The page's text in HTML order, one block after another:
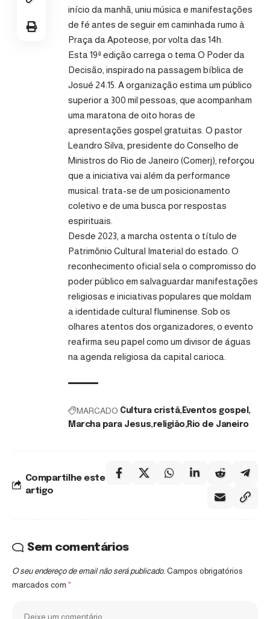
início da manhã, uniu música e manifestações
de fé antes de seguir em caminhada rumo à
Praça da Apoteose, por volta das 14h.
Esta 19ª edição carrega o tema O Poder da
Decisão, inspirado na passagem bíblica de
Josué 24:15. A organização estima um público
superior a 300 mil pessoas, que acompanham
uma maratona de oito horas de
apresentações gospel gratuitas. O pastor
Leandro Silva, presidente do Conselho de
Ministros do Rio de Janeiro (Comerj), reforçou
que a iniciativa vai além da performance
musical: trata-se de um posicionamento
coletivo e de uma busca por respostas
espirituais.
Desde 2023, a marcha ostenta o título de
Patrimônio Cultural Imaterial do estado. O
reconhecimento oficial sela o compromisso do
poder público em salvaguardar manifestações
religiosas e iniciativas populares que moldam
a identidade cultural fluminense. Sob os
olhares atentos dos organizadores, o evento
reafirma seu papel como um divisor de águas
na agenda religiosa da capital carioca.
MARCADO Cultura cristã Eventos gospel
Marcha para Jesus religião Rio de Janeiro
Compartilhe este
artigo
Sem comentários
O seu endereço de email não será publicado. Campos obrigatórios
marcados com *